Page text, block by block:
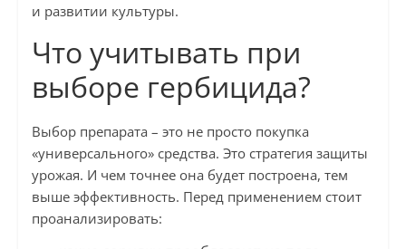
и развитии культуры.
Что учитывать при
выборе гербицида?
Выбор препарата – это не просто покупка
«универсального» средства. Это стратегия защиты
урожая. И чем точнее она будет построена, тем
выше эффективность. Перед применением стоит
проанализировать: